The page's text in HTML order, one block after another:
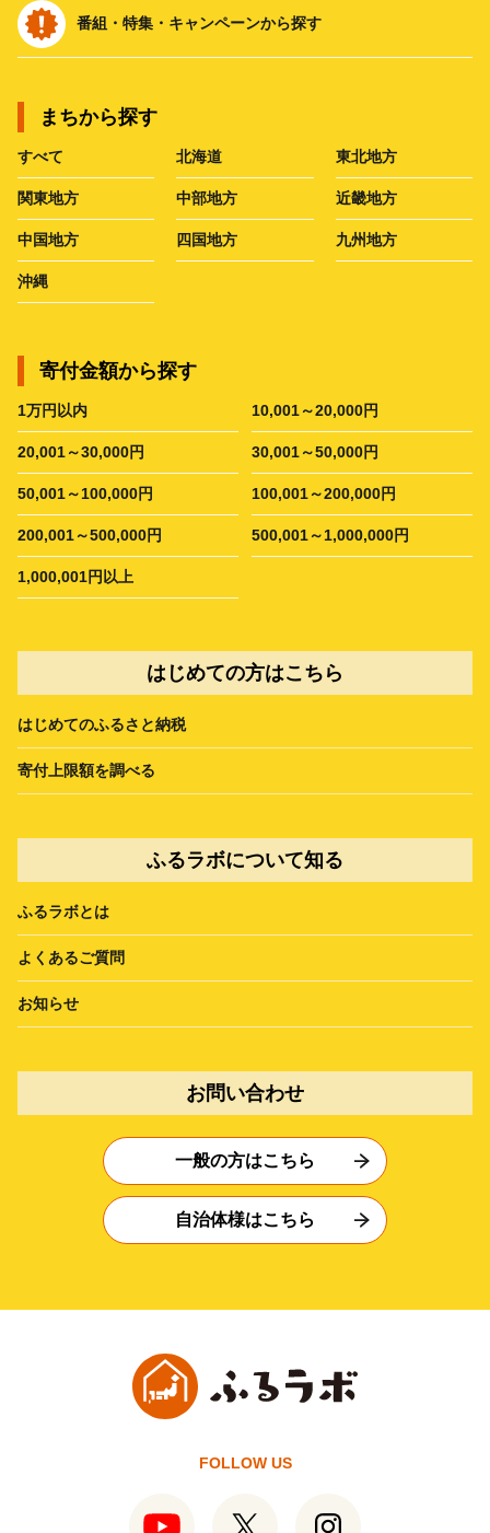
番組・特集・キャンペーンから探す
まちから探す
すべて 北海道 東北地方
関東地方 中部地方 近畿地方
中国地方 四国地方 九州地方
沖縄
寄付金額から探す
1万円以内 10,001～20,000円
20,001～30,000円 30,001～50,000円
50,001～100,000円 100,001～200,000円
200,001～500,000円 500,001～1,000,000円
1,000,001円以上
はじめての方はこちら
はじめてのふるさと納税
寄付上限額を調べる
ふるラボについて知る
ふるラボとは
よくあるご質問
お知らせ
お問い合わせ
一般の方はこちら
自治体様はこちら
FOLLOW US